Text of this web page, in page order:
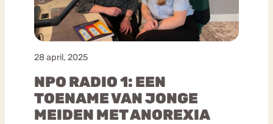
28 april, 2025
NPO RADIO 1: EEN
TOENAME VAN JONGE
MEIDEN MET ANOREXIA